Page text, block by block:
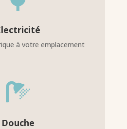
à votre emplacement

Douche